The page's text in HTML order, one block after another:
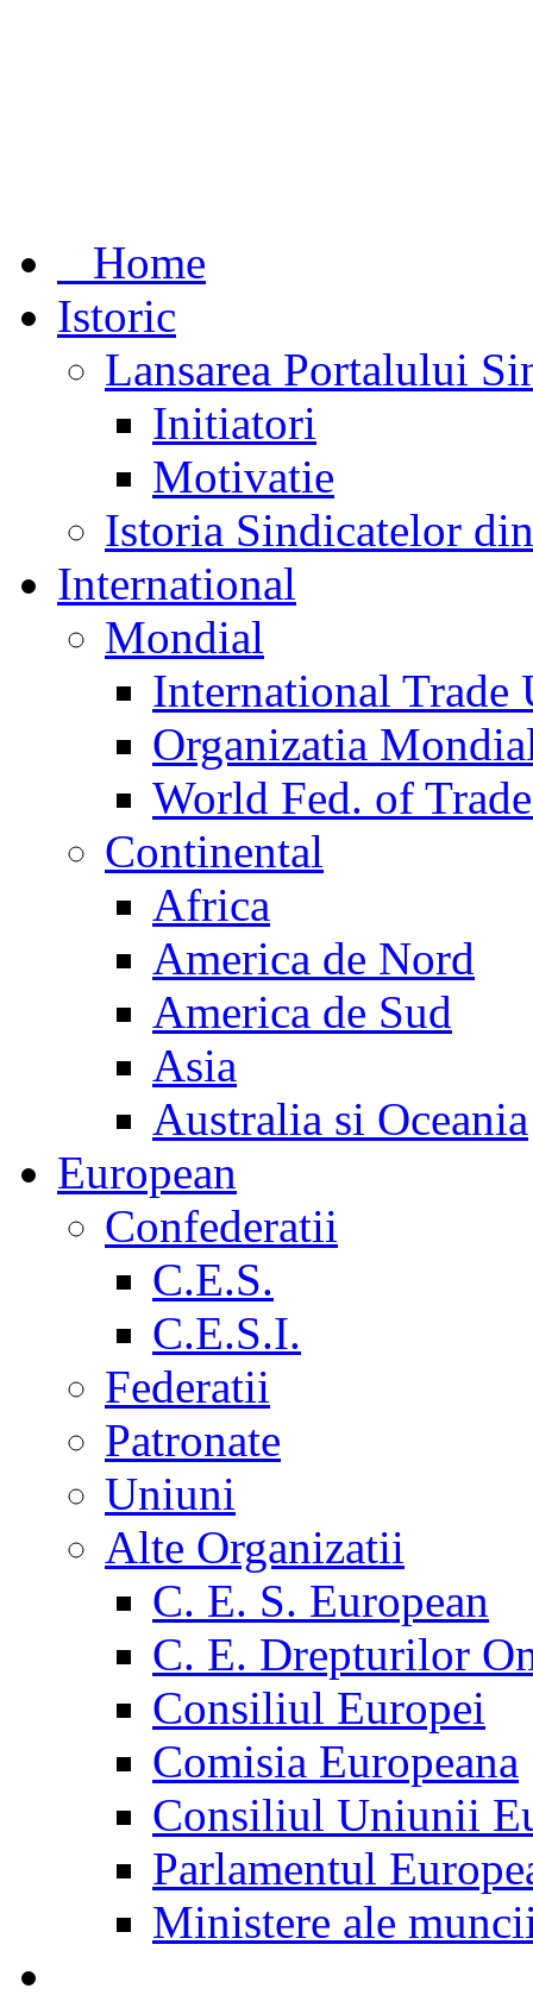
Home
Istoric
Lansarea Portalului
Initiatori
Motivatie
Istoria Sindicatelor
International
Mondial
International Trade
Organizatia
World Fed. of
Continental
Africa
America de Nord
America de Sud
Asia
Australia si Oceania
European
Confederatii
C.E.S.
C.E.S.I.
Federatii
Patronate
Uniuni
Alte Organizatii
C. E. S. European
C. E. Drepturilor
Consiliul Europei
Comisia Europeana
Consiliul Uniunii
Parlamentul
Ministere ale